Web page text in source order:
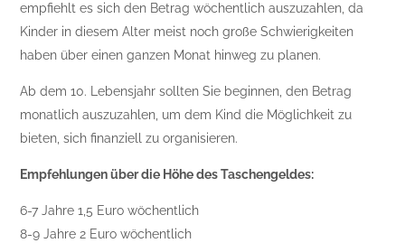
empfiehlt es sich den Betrag wöchentlich auszuzahlen, da
Kinder in diesem Alter meist noch große Schwierigkeiten
haben über einen ganzen Monat hinweg zu planen.
Ab dem 10. Lebensjahr sollten Sie beginnen, den Betrag
monatlich auszuzahlen, um dem Kind die Möglichkeit zu
bieten, sich finanziell zu organisieren.
Empfehlungen über die Höhe des Taschengeldes:
6-7 Jahre 1,5 Euro wöchentlich
8-9 Jahre 2 Euro wöchentlich